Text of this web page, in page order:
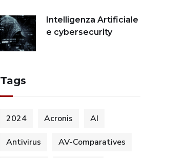
Intelligenza Artificiale
e cybersecurity
Tags
2024 Acronis AI
Antivirus AV-Comparatives